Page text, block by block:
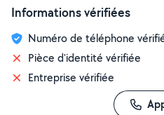
Informations vérifiées
Numéro de téléphone
Pièce d'identité vérifiée
Entreprise vérifiée